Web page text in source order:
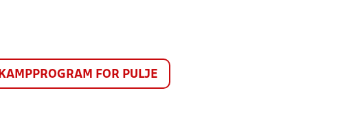
KAMPPROGRAM FOR PULJE